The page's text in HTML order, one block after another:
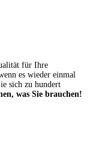
für Ihre
es wieder einmal
sich zu hundert
was Sie brauchen!